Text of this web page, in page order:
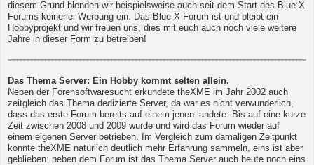
diesem Grund blenden wir beispielsweise auch seit dem Start des Blue X
Forums keinerlei Werbung ein. Das Blue X Forum ist und bleibt ein
Hobbyprojekt und wir freuen uns, dies mit euch auch noch viele weitere
Jahre in dieser Form zu betreiben!
Das Thema Server: Ein Hobby kommt selten allein.
Neben der Forensoftwaresucht erkundete theXME im Jahr 2002 auch
zeitgleich das Thema dedizierte Server, da war es nicht verwunderlich,
dass das erste Forum bereits auf einem jenen landete. Bis auf eine kurze
Zeit zwischen 2008 und 2009 wurde und wird das Forum wieder auf
einem eigenen Server betrieben. Im Vergleich zum damaligen Zeitpunkt
konnte theXME natürlich deutlich mehr Erfahrung sammeln, eins ist aber
geblieben: neben dem Forum ist das Thema Server auch heute noch eins